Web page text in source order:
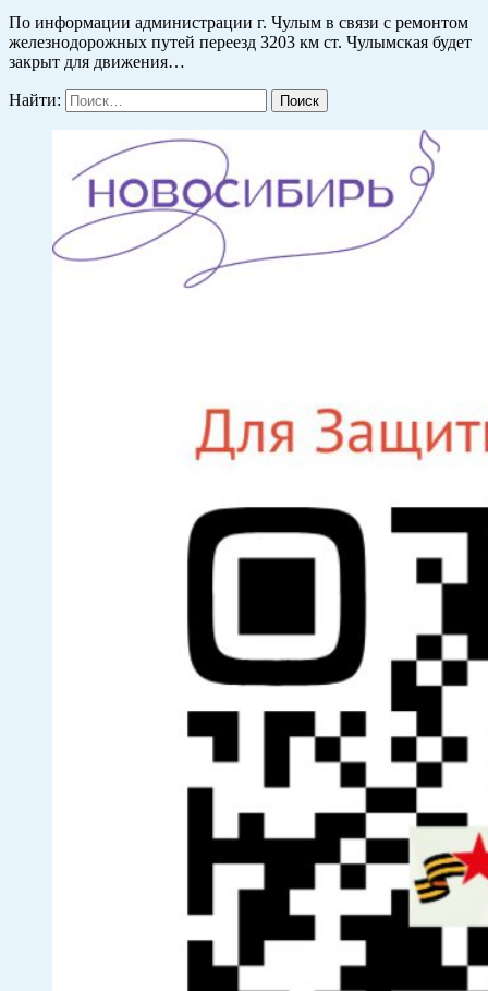
По информации администрации г. Чулым в связи с ремонтом
железнодорожных путей переезд 3203 км ст. Чулымская будет
закрыт для движения…
Найти: